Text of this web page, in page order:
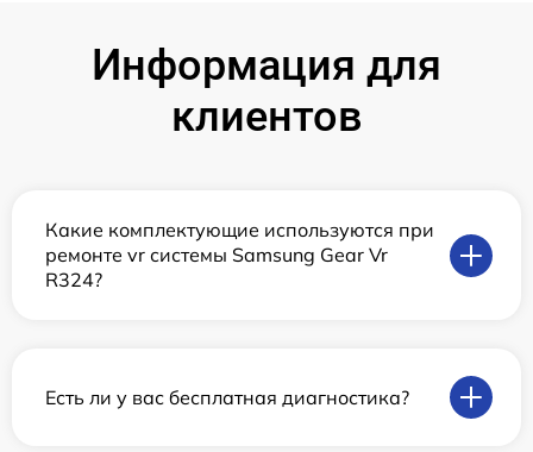
Информация для
клиентов
Какие комплектующие используются при
ремонте vr системы Samsung Gear Vr
R324?
Есть ли у вас бесплатная диагностика?